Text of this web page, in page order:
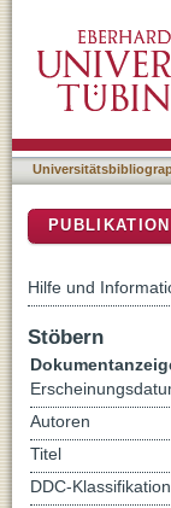
Hilfe und
Stöbern
Autoren
Titel
DDC-Klassifikation